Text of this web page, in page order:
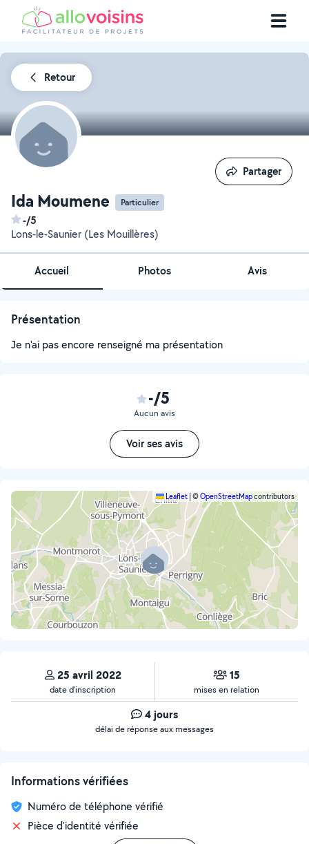
Retour
Ida Moumene Particulier
-/5
Lons-le-Saunier (Les Mouillères)
Partager
Partager
Accueil Photos Avis
Présentation
Je n'ai pas encore renseigné ma présentation
-/5
Aucun avis
Voir ses avis
Leaflet ©OpenStreetMapcontributors
25 avril 2022
date d’inscription
15
mises en relation
4 jours
délai de réponse aux messages
Informations vérifiées
Numéro de téléphone vérifié
Pièce d'identité vérifiée